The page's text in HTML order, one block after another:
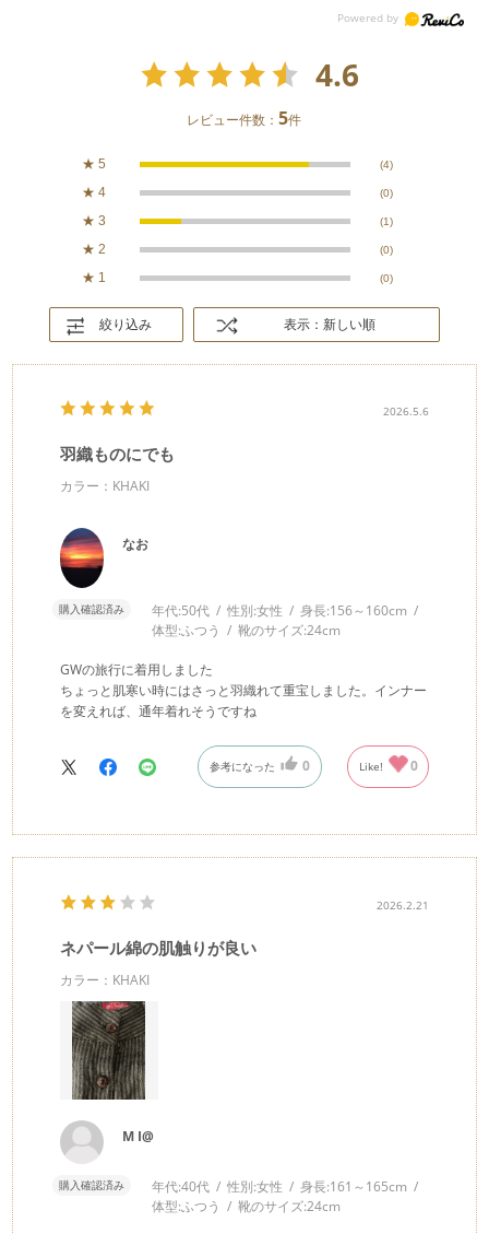
4.6
レビュー件数：5件
★ 5 (4)
★ 4 (0)
★ 3 (1)
★ 2 (0)
★ 1 (0)
絞り込み 表示：新しい順
2026.5.6
羽織ものにでも
カラー：KHAKI
なお
購入確認済み 年代:50代 性別:女性 身長:156～160cm
体型:ふつう 靴のサイズ:24cm
GWの旅行に着用しました
ちょっと肌寒い時にはさっと羽織れて重宝しました。インナー
を変えれば、通年着れそうですね
参考になった 0 Like! 0
2026.2.21
ネパール綿の肌触りが良い
カラー：KHAKI
M I@
購入確認済み 年代:40代 性別:女性 身長:161～165cm
体型:ふつう 靴のサイズ:24cm